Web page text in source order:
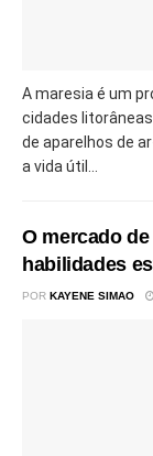
A maresia é um
cidades
de aparelhos de
a vida útil...
O mercado
habilidades
POR KAYENE SIMAO